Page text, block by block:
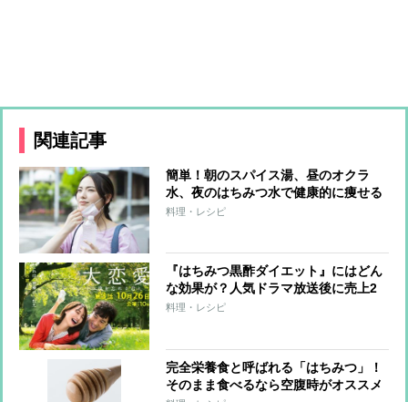
関連記事
簡単！朝のスパイス湯、昼のオクラ
水、夜のはちみつ水で健康的に痩せる
料理・レシピ
『はちみつ黒酢ダイエット』にはどん
な効果が？人気ドラマ放送後に売上2
～3倍の反響
料理・レシピ
完全栄養食と呼ばれる「はちみつ」！
そのまま食べるなら空腹時がオススメ